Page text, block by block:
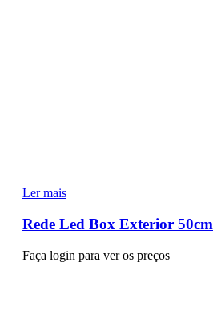
Ler mais
Rede Led Box Exterior 50cm
Faça login para ver os preços